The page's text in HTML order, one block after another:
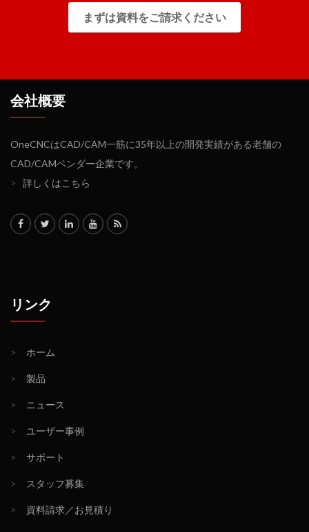
まずは資料をご請求ください
会社概要
OneCNCはCAD/CAM一筋に35年以上の開発実績がある老舗の
CAD/CAMベンダー企業です。
>
詳しくはこちら
リンク
> ホーム
> 製品
> ニュース
> ユーザー事例
> サポート
> スタッフ募集
> 資料請求／お見積り